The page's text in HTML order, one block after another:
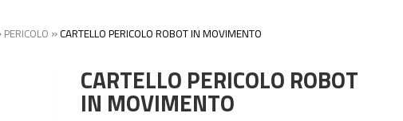
PERICOLO »CARTELLO PERICOLO ROBOT IN MOVIMENTO
CARTELLO PERICOLO ROBOT
IN MOVIMENTO